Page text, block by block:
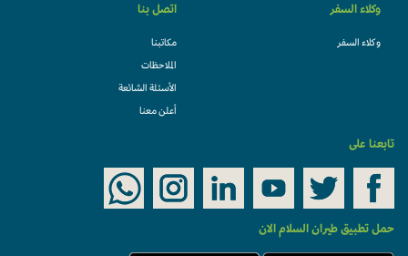
وكلاء السفر
وكلاء السفر
اتصل بنا
مكاتبنا
الملاحظات
الأسئلة الشائعة
أعلن معنا
تابعنا على
حمل تطبيق طيران السلام الان